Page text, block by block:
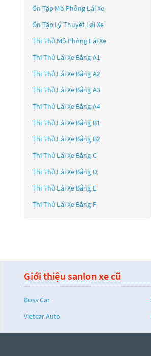
Ôn Tập Mô Phỏng Lái Xe
Ôn Tập Lý Thuyết Lái Xe
Thi Thử Mô Phỏng Lái Xe
Thi Thử Lái Xe Bằng A1
Thi Thử Lái Xe Bằng A2
Thi Thử Lái Xe Bằng A3
Thi Thử Lái Xe Bằng A4
Thi Thử Lái Xe Bằng B1
Thi Thử Lái Xe Bằng B2
Thi Thử Lái Xe Bằng C
Thi Thử Lái Xe Bằng D
Thi Thử Lái Xe Bằng E
Thi Thử Lái Xe Bằng F
Giới thiệu sanlon xe cũ
Boss Car
Vietcar Auto